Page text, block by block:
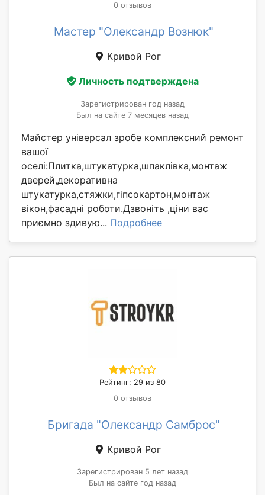
0 отзывов
Мастер "Олександр Вознюк"
Кривой Рог
Личность подтверждена
Зарегистрирован год назад
Был на сайте 7 месяцев назад
Майстер універсал зробе комплексний ремонт
вашої
оселі:Плитка,штукатурка,шпаклівка,монтаж
дверей,декоративна
штукатурка,стяжки,гіпсокартон,монтаж
вікон,фасадні роботи.Дзвоніть ,ціни вас
приємно здивую... Подробнее
Рейтинг: 29 из 80
0 отзывов
Бригада "Олександр Самброс"
Кривой Рог
Зарегистрирован 5 лет назад
Был на сайте год назад